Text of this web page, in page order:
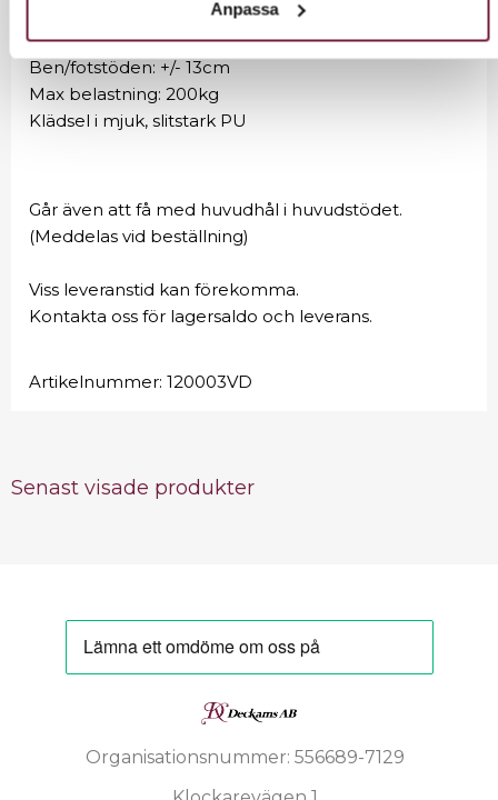
Anpassa
Huvudstöd: +/- 18cm
Ben/fotstöden: +/- 13cm
Max belastning: 200kg
Klädsel i mjuk, slitstark PU
Går även att få med huvudhål i huvudstödet.
(Meddelas vid beställning)
Viss leveranstid kan förekomma.
Kontakta oss för lagersaldo och leverans.
Artikelnummer: 120003VD
Senast visade produkter
Organisationsnummer: 556689-7129